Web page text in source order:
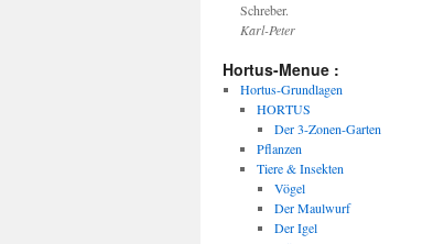
Schreber.
Karl-Peter
Hortus-Menue :
Hortus-Grundlagen
HORTUS
Der 3-Zonen-Garten
Pflanzen
Tiere & Insekten
Vögel
Der Maulwurf
Der Igel